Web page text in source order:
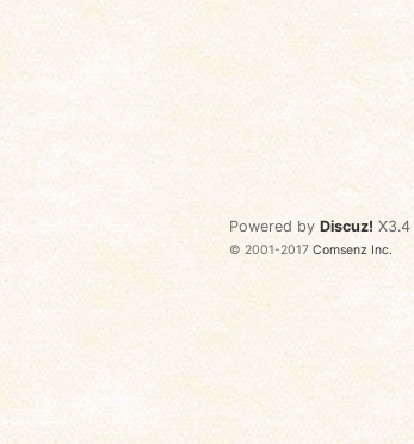
Powered by Discuz! X3.4
© 2001-2017Comsenz Inc.